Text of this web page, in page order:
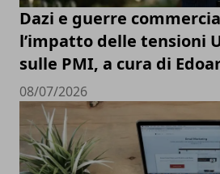
Dazi e guerre
l’impatto delle tensioni
sulle PMI, a cura di
08/07/2026